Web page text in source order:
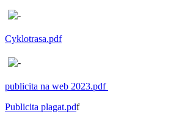
Cyklotrasa.pdf
publicita na web 2023.pdf
Publicita plagat.pdf